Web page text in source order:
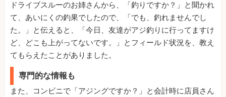
ドライブスルーのお姉さんから、「釣りですか？」と聞かれ
て、あいにくの釣果でしたので、「でも、釣れませんでし
た。」と伝えると、「今日、友達がアジ釣りに行ってますけ
ど、どこも上がってないです。」とフィールド状況を、教え
てもらえたことがありました。
専門的な情報も
また、コンビニで「アジングですか？」と会計時に店員さん